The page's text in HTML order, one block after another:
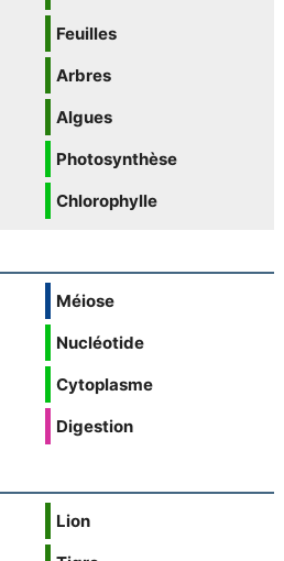
Feuilles
Arbres
Algues
Photosynthèse
Chlorophylle
Méiose
Nucléotide
Cytoplasme
Digestion
Lion